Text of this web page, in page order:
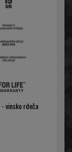
- vinsko rdeča